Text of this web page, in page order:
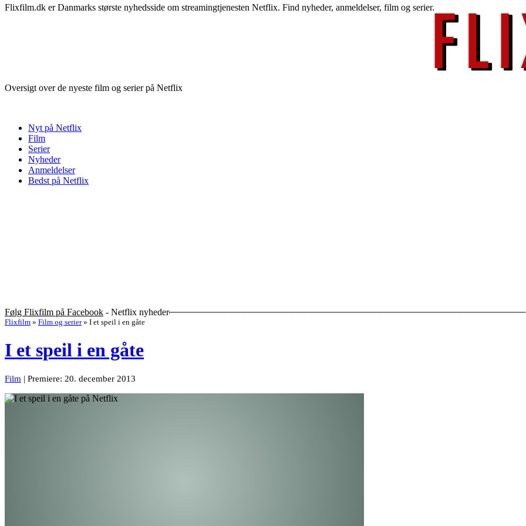
Flixfilm.dk er Danmarks største nyhedsside om streamingtjenesten Netflix. Find nyheder, anmeldelser, film og serier.
Oversigt over de nyeste film og serier på Netflix
Nyt på Netflix
Film
Serier
Nyheder
Anmeldelser
Bedst på Netflix
Følg Flixfilm på Facebook - Netflix nyheder
Flixfilm » Film og serier » I et speil i en gåte
I et speil i en gåte
Film | Premiere: 20. december 2013